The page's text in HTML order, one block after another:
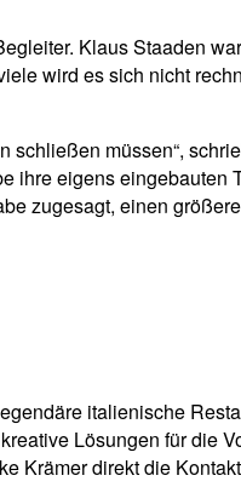
Klaus Staaden
wird es sich nicht
müssen“,
eigens
zugesagt, einen
italienische
Lösungen für
Krämer direkt die